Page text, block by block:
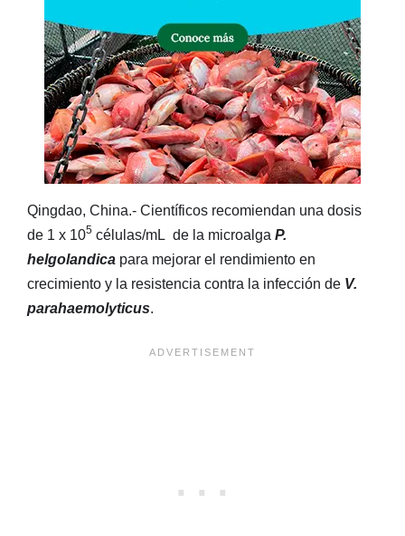
Qingdao, China.- Científicos recomiendan una dosis
de 1 x 105 células/mL de la microalga P.
helgolandica para mejorar el rendimiento en
crecimiento y la resistencia contra la infección de V.
parahaemolyticus.